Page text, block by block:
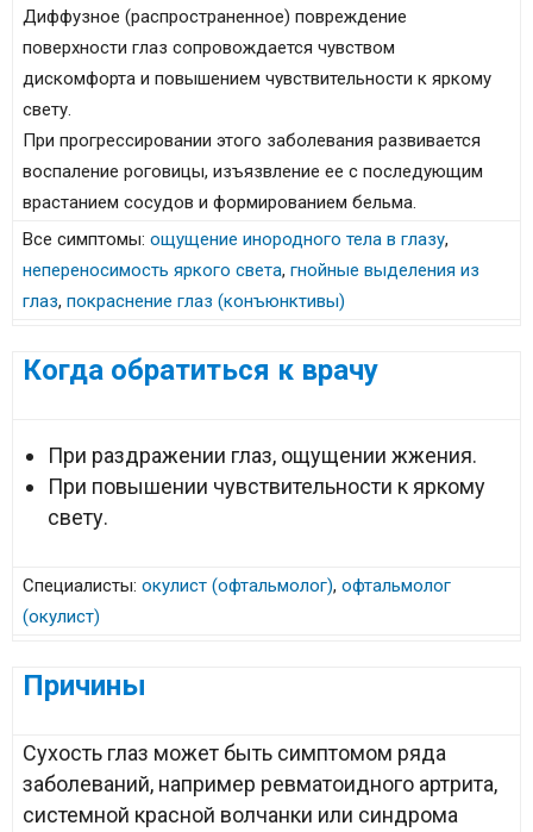
Диффузное (распространенное) повреждение
поверхности глаз сопровождается чувством
дискомфорта и повышением чувствительности к яркому
свету.
При прогрессировании этого заболевания развивается
воспаление роговицы, изъязвление ее с последующим
врастанием сосудов и формированием бельма.
Все симптомы: ощущение инородного тела в глазу,
непереносимость яркого света, гнойные выделения из
глаз, покраснение глаз (конъюнктивы)
Когда обратиться к врачу
При раздражении глаз, ощущении жжения.
При повышении чувствительности к яркому
свету.
Специалисты: окулист (офтальмолог), офтальмолог
(окулист)
Причины
Сухость глаз может быть симптомом ряда
заболеваний, например ревматоидного артрита,
системной красной волчанки или синдрома